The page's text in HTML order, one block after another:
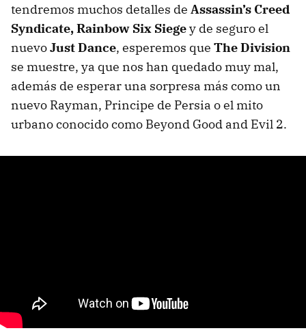
tendremos muchos detalles de Assassin’s Creed
Syndicate, Rainbow Six Siegey de seguro el
nuevoJust Dance, esperemos que The Division
se muestre, ya que nos han quedado muy mal,
además de esperar una sorpresa más como un
nuevo Rayman, Principe de Persia o el mito
urbano conocido como Beyond Good and Evil 2.